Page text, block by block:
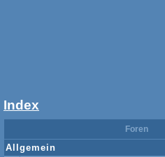
Index
Foren
Allgemein